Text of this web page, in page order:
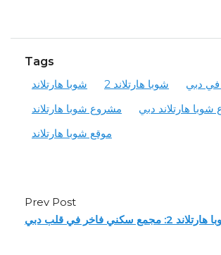
Tags
شوبا هارتلاند
شوبا هارتلاند 2
في دبي
مشروع شوبا هارتلاند
هارتلاند دبي
موقع شوبا هارتلاند
Prev Post
2: مجمع سكني فاخر في قلب دبي